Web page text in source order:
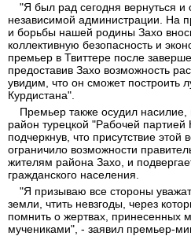
"Я был рад сегодня вернуться и
независимой администрации. На
и борьбы нашей родины Захо
коллективную безопасность и
премьер в Твиттере после
предоставив Захо возможность
увидим, что он сможет построить
Курдистана".
Премьер также осудил насилие,
район турецкой "Рабочей партией
подчеркнув, что присутствие этой
ограничило возможности
жителям района Захо, и
гражданского населения.
"Я призываю все стороны
земли, чтить невзгоды, через
помнить о жертвах,
мучениками", - заявил премьер-